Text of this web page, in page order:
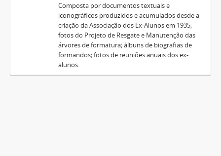
Composta por documentos textuais e
iconográficos produzidos e acumulados desde a
criação da Associação dos Ex-Alunos em 1935;
fotos do Projeto de Resgate e Manutenção das
árvores de formatura; álbuns de biografias de
formandos; fotos de reuniões anuais dos ex-
alunos.